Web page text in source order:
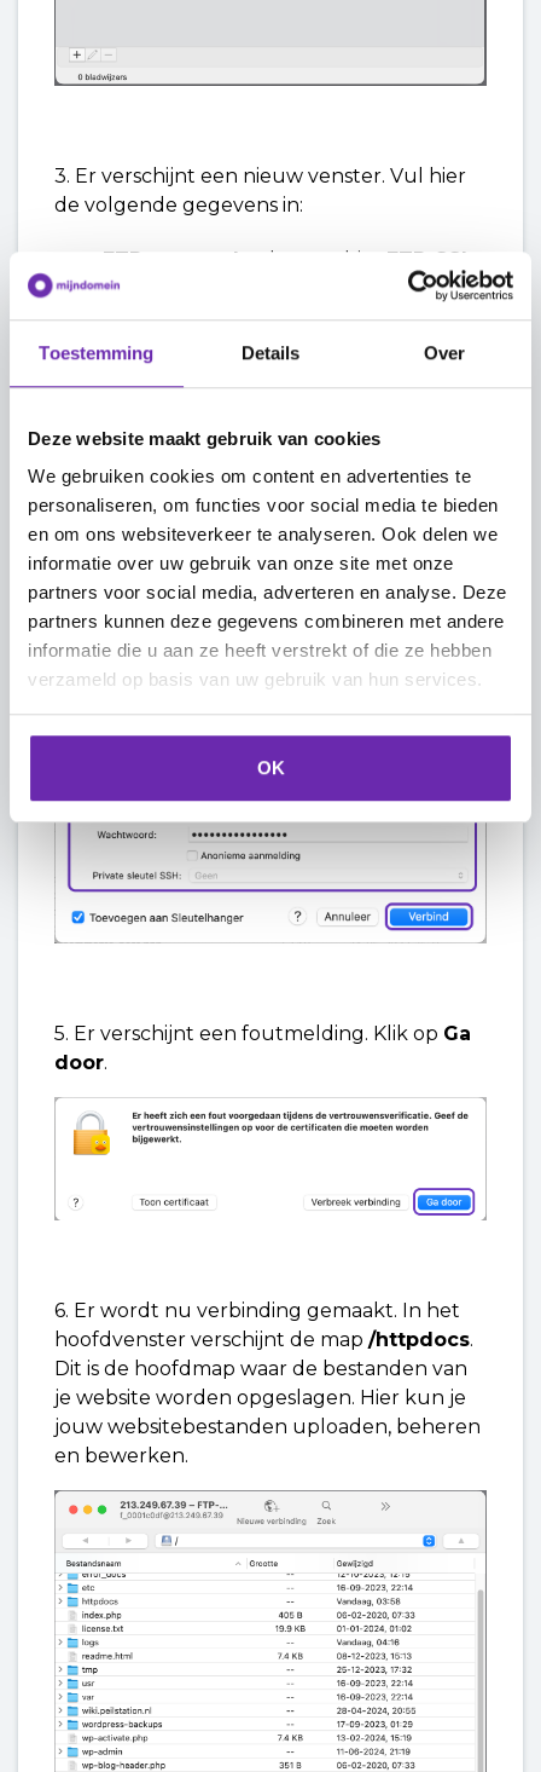
Toestemming Details Over
Deze website maakt gebruik van cookies
We gebruiken cookies om content en advertenties te
personaliseren, om functies voor social media te bieden
en om ons websiteverkeer te analyseren. Ook delen we
informatie over uw gebruik van onze site met onze
partners voor social media, adverteren en analyse. Deze
partners kunnen deze gegevens combineren met andere
informatie die u aan ze heeft verstrekt of die ze hebben
verzameld op basis van uw gebruik van hun services.
OK
3. Er verschijnt een nieuw venster. Vul hier
de volgende gegevens in:
FTP-protocol: selecteer hier FTP-SSL
(Explicit AUTH TLS)
Server:vul hier het IP-adres van het
hostingpakket in. Je vindt dit IP-adres
in Plesk onder het kopje
Poort:vul hier21in.
Gebruikersnaam:vul hier de
gebruikersnaam in van het FTP-
account dat je hebt aangemaakt.
Wachtwoord:vul hier het
wachtwoord in dat je hebt ingesteld bij
het aanmaken van het FTP-account.
4. Klik rechtsonder opVerbind.
5. Er verschijnt een foutmelding. Klik op Ga
door.
6. Er wordt nu verbinding gemaakt. In het
hoofdvenster verschijnt de map /httpdocs.
Dit is de hoofdmap waar de bestanden van
je website worden opgeslagen. Hier kun je
jouw websitebestanden uploaden, beheren
en bewerken.